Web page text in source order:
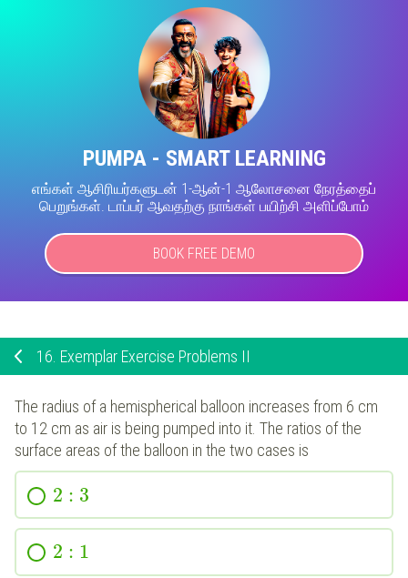
PUMPA - SMART LEARNING
எங்கள் ஆசிரியர்களுடன் 1-ஆன்-1 ஆலோசனை நேரத்தைப்
பெறுங்கள். டாப்பர் ஆவதற்கு நாங்கள் பயிற்சி அளிப்போம்
BOOK FREE DEMO
16. Exemplar Exercise Problems II
The radius of a hemispherical balloon increases from 6 cm
to 12 cm as air is being pumped into it. The ratios of the
surface areas of the balloon in the two cases is
2 : 3
2 : 1